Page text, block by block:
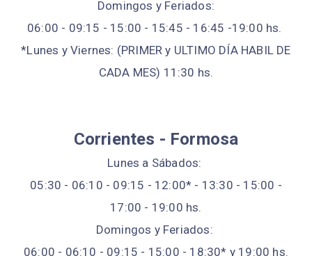
Domingos y Feriados:
06:00 - 09:15 - 15:00 - 15:45 - 16:45 -19:00 hs.
*Lunes y Viernes: (PRIMER y ULTIMO DÍA HABIL DE
CADA MES) 11:30 hs.
Corrientes - Formosa
Lunes a Sábados:
05:30 - 06:10 - 09:15 - 12:00* - 13:30 - 15:00 -
17:00 - 19:00 hs.
Domingos y Feriados:
06:00 - 06:10 - 09:15 - 15:00 - 18:30* y 19:00 hs.